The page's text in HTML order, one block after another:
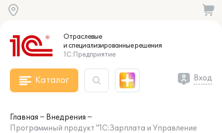
Отраслевые
и специализированныерешения
1С:Предприятие
Каталог Вход
Главная
Внедрения
Программный продукт "1С:Зарплата и Управление